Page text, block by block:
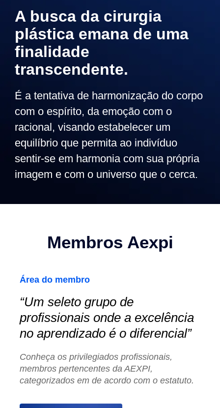
A busca da cirurgia
plástica emana de uma
finalidade
transcendente.
É a tentativa de harmonização do corpo
com o espírito, da emoção com o
racional, visando estabelecer um
equilíbrio que permita ao indivíduo
sentir-se em harmonia com sua própria
imagem e com o universo que o cerca.
Membros Aexpi
Área do membro
“Um seleto grupo de
profissionais onde a excelência
no aprendizado é o diferencial”
Conheça os privilegiados profissionais,
membros pertencentes da AEXPI,
categorizados em de acordo com o estatuto.